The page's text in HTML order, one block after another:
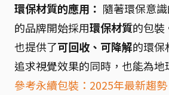
環保材質的應用： 隨著環保意
的品牌開始採用環保材質的包裝
也提供了可回收、可降解的環保
追求視覺效果的同時，也能為地
參考永續包裝：2025年最新趨勢